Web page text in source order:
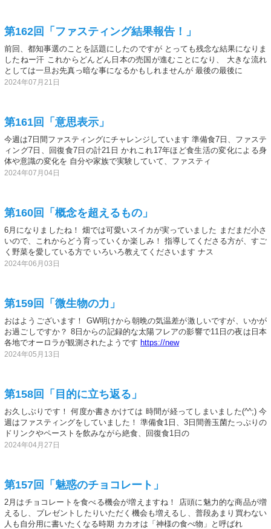
第162回「ファスティング結果報告！」
前回、都知事選のことを話題にしたのですが とっても残念な結果になりま
したねー汗 これからどんどん日本の売国が進むことになり、 大きな流れ
としては一旦お先真っ暗な事になるかもしれませんが 最後の最後に
2024年07月21日
第161回「意思表示」
今週は7日間ファスティングにチャレンジしています 準備食7日、ファステ
ィング7日、回復食7日の計21日 かれこれ17年ほど食生活の変化による身
体や意識の変化を 自分や家族で実験していて、ファスティ
2024年07月04日
第160回「概念を超えるもの」
6月になりましたね！ 畑では可愛いスイカが実っていました まだまだ小さ
いので、これからどう育っていくか楽しみ！ 指導してくださる方が、すご
く野菜を愛している方で いろいろ教えてくださいます ナス
2024年06月03日
第159回「微生物の力」
おはようございます！ GW明けから朝晩の気温差が激しいですが、いかが
お過ごしですか？ 8日からの記録的な太陽フレアの影響で11日の夜は日本
各地でオーロラが観測されたようです https://new
2024年05月13日
第158回「目的に立ち返る」
お久しぶりです！ 何度か書きかけては 時間が経ってしまいました(^^;) 今
週はファスティングをしていました！ 準備食1日、3日間善玉菌たっぷりの
ドリンクやペーストを飲みながら絶食、回復食1日の
2024年04月27日
第157回「魅惑のチョコレート」
2月はチョコレートを食べる機会が増えますね！ 店頭に魅力的な商品が増
えるし、プレゼントしたりいただく機会も増えるし、普段あまり買わない
人も自分用に書いたくなる時期 カカオは「神様の食べ物」と呼ばれ